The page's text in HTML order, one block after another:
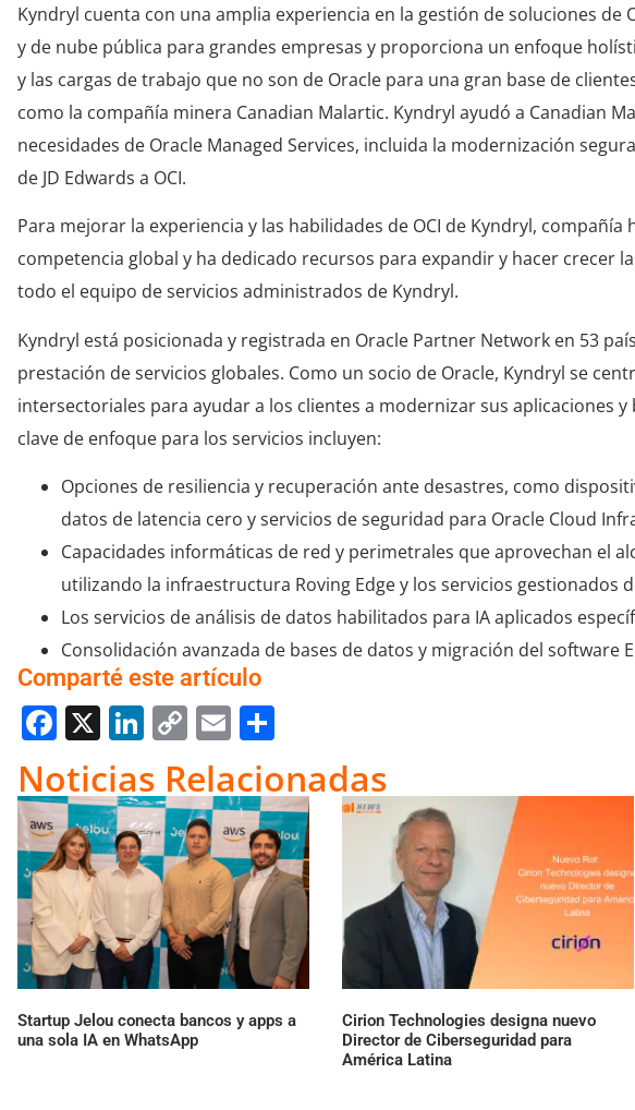
Kyndryl cuenta con una amplia experiencia en la gestión de soluciones de
y de nube pública para grandes empresas y proporciona un enfoque
y las cargas de trabajo que no son de Oracle para una gran base de
como la compañía minera Canadian Malartic. Kyndryl ayudó a Canadian
necesidades de Oracle Managed Services, incluida la modernización
de JD Edwards a OCI.
Para mejorar la experiencia y las habilidades de OCI de Kyndryl,
competencia global y ha dedicado recursos para expandir y hacer crecer
todo el equipo de servicios administrados de Kyndryl.
Kyndryl está posicionada y registrada en Oracle Partner Network en 53
prestación de servicios globales. Como un socio de Oracle, Kyndryl se
intersectoriales para ayudar a los clientes a modernizar sus aplicaciones y
clave de enfoque para los servicios incluyen:
Opciones de resiliencia y recuperación ante desastres, como
datos de latencia cero y servicios de seguridad para Oracle Cloud
Capacidades informáticas de red y perimetrales que aprovechan el
utilizando la infraestructura Roving Edge y los servicios gestionados
Los servicios de análisis de datos habilitados para IA aplicados
Consolidación avanzada de bases de datos y migración del software
Comparté este artículo
Facebook
X LinkedIn
Copy
Link
Email
Noticias Relacionadas
Startup Jelou conecta bancos y apps a
una sola IA en WhatsApp
Cirion Technologies designa nuevo
Director de Ciberseguridad para
América Latina